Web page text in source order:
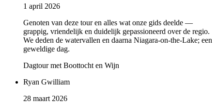
1 april 2026
Genoten van deze tour en alles wat onze gids deelde —
grappig, vriendelijk en duidelijk gepassioneerd over de regio.
We deden de watervallen en daarna Niagara-on-the-Lake; een
geweldige dag.
Dagtour met Boottocht en Wijn
Ryan Gwilliam
28 maart 2026